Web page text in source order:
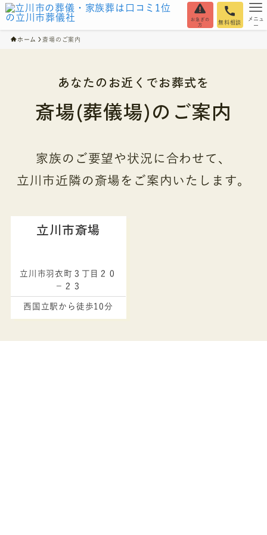
お急ぎの
方
無料相談
メニュ
ー
ホーム 斎場のご案内
あなたのお近くでお葬式を
斎場(葬儀場)のご案内
家族のご要望や状況に合わせて、
立川市近隣の斎場をご案内いたします。
立川市斎場
立川市羽衣町３丁目２０
－２３
西国立駅から徒歩10分